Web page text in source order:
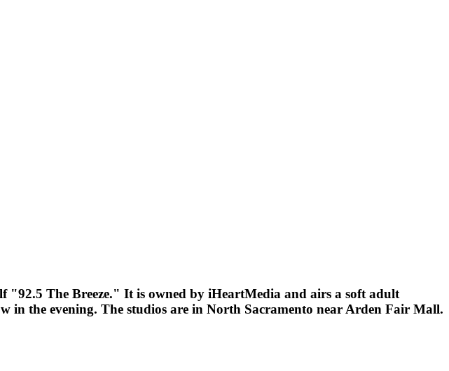
The Breeze." It is owned by iHeartMedia and airs a soft adult
the evening. The studios are in North Sacramento near Arden Fair Mall.